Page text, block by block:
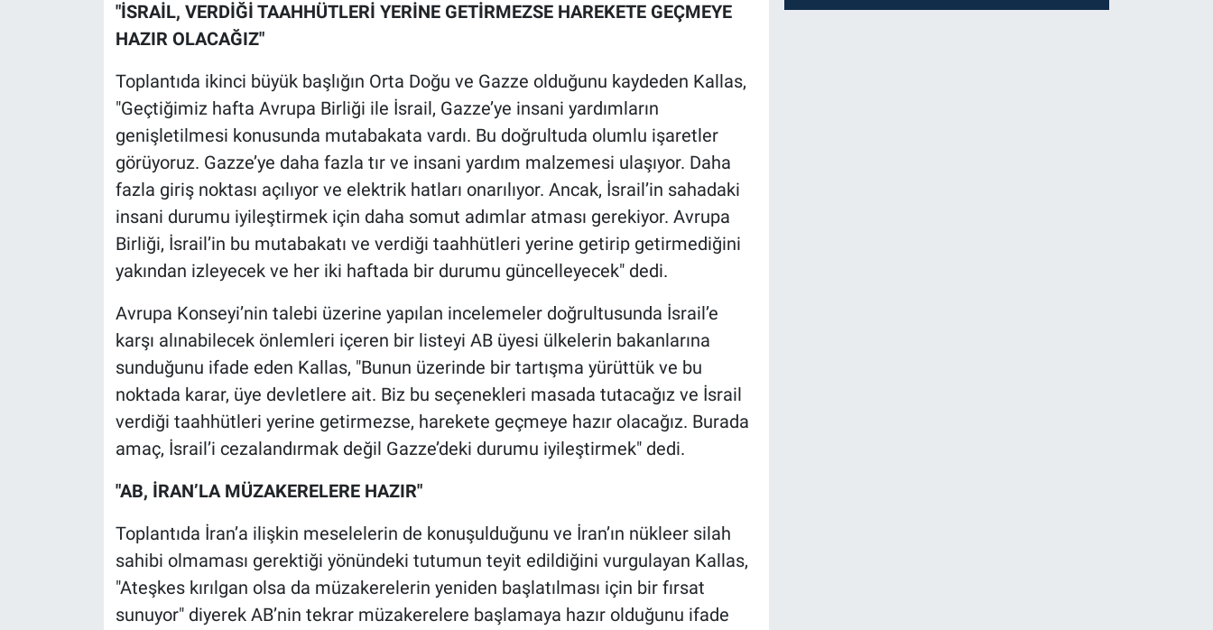
"İSRAİL, VERDİĞİ TAAHHÜTLERİ YERİNE GETİRMEZSE HAREKETE GEÇMEYE
HAZIR OLACAĞIZ"
Toplantıda ikinci büyük başlığın Orta Doğu ve Gazze olduğunu kaydeden Kallas,
"Geçtiğimiz hafta Avrupa Birliği ile İsrail, Gazze’ye insani yardımların
genişletilmesi konusunda mutabakata vardı. Bu doğrultuda olumlu işaretler
görüyoruz. Gazze’ye daha fazla tır ve insani yardım malzemesi ulaşıyor. Daha
fazla giriş noktası açılıyor ve elektrik hatları onarılıyor. Ancak, İsrail’in sahadaki
insani durumu iyileştirmek için daha somut adımlar atması gerekiyor. Avrupa
Birliği, İsrail’in bu mutabakatı ve verdiği taahhütleri yerine getirip getirmediğini
yakından izleyecek ve her iki haftada bir durumu güncelleyecek" dedi.
Avrupa Konseyi’nin talebi üzerine yapılan incelemeler doğrultusunda İsrail’e
karşı alınabilecek önlemleri içeren bir listeyi AB üyesi ülkelerin bakanlarına
sunduğunu ifade eden Kallas, "Bunun üzerinde bir tartışma yürüttük ve bu
noktada karar, üye devletlere ait. Biz bu seçenekleri masada tutacağız ve İsrail
verdiği taahhütleri yerine getirmezse, harekete geçmeye hazır olacağız. Burada
amaç, İsrail’i cezalandırmak değil Gazze’deki durumu iyileştirmek" dedi.
"AB, İRAN’LA MÜZAKERELERE HAZIR"
Toplantıda İran’a ilişkin meselelerin de konuşulduğunu ve İran’ın nükleer silah
sahibi olmaması gerektiği yönündeki tutumun teyit edildiğini vurgulayan Kallas,
"Ateşkes kırılgan olsa da müzakerelerin yeniden başlatılması için bir fırsat
sunuyor" diyerek AB’nin tekrar müzakerelere başlamaya hazır olduğunu ifade